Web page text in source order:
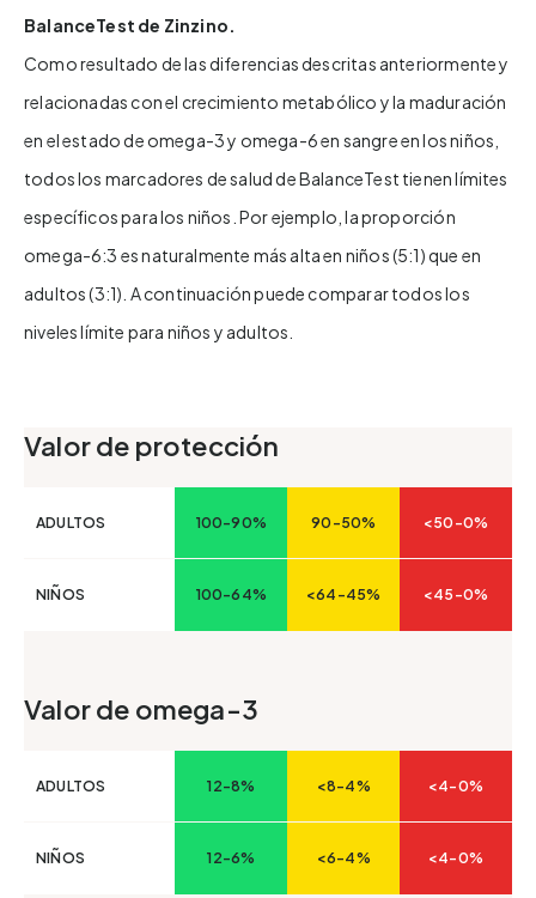
BalanceTest de Zinzino.
Como resultado de las diferencias descritas anteriormente y
relacionadas con el crecimiento metabólico y la maduración
en el estado de omega-3 y omega-6 en sangre en los niños,
todos los marcadores de salud de BalanceTest tienen límites
específicos para los niños. Por ejemplo, la proporción
omega-6:3 es naturalmente más alta en niños (5:1) que en
adultos (3:1). A continuación puede comparar todos los
niveles límite para niños y adultos.
Valor de protección
ADULTOS 100-90% 90-50% <50-0%
NIÑOS 100-64% <64-45% <45-0%
Valor de omega-3
ADULTOS 12-8% <8-4% <4-0%
NIÑOS 12-6% <6-4% <4-0%